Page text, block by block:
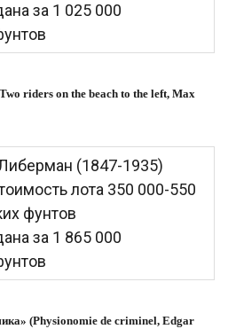
за 1 025 000
riders on the beach to the left, Max
(1847-1935)
лота 350 000-550
фунтов
за 1 865 000
(Physionomie de criminel, Edgar